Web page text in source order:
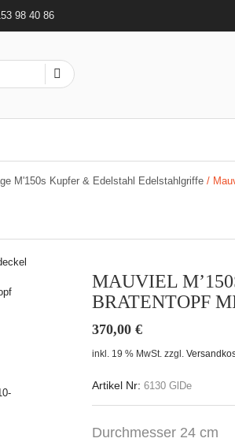
98 40 86
M'150s Kupfer & Edelstahl Edelstahlgriffe /
MAUVIEL
BRATENTOPF
370,00 €
inkl. 19 % MwSt. zzgl.
Artikel Nr: 6130 GlDe
Durchmesser 24 cm